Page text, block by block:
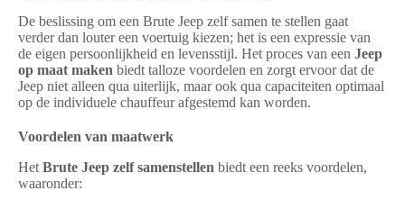
De beslissing om een Brute Jeep zelf samen te stellen gaat
verder dan louter een voertuig kiezen; het is een expressie van
de eigen persoonlijkheid en levensstijl. Het proces van een Jeep
op maat maken biedt talloze voordelen en zorgt ervoor dat de
Jeep niet alleen qua uiterlijk, maar ook qua capaciteiten optimaal
op de individuele chauffeur afgestemd kan worden.
Voordelen van maatwerk
Het Brute Jeep zelf samenstellen biedt een reeks voordelen,
waaronder: